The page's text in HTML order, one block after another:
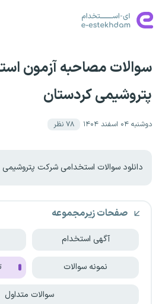
سوالات مصاحبه آزمون
پتروشیمی کردستان
دوشنبه ۰۴ اسفند ۱۴۰۴ ۷۸ نظر
دانلود سوالات استخدامی شرکت
صفحات زیرمجموعه
آگهی استخدام
نمونه سوالات
سوالات متداول